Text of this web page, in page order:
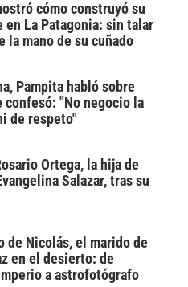
cómo construyó su
en La Patagonia: sin talar
la mano de su cuñado
Pampita habló sobre
confesó: "No negocio la
de respeto"
Ortega, la hija de
Salazar, tras su
de Nicolás, el marido de
en el desierto: de
a astrofotógrafo